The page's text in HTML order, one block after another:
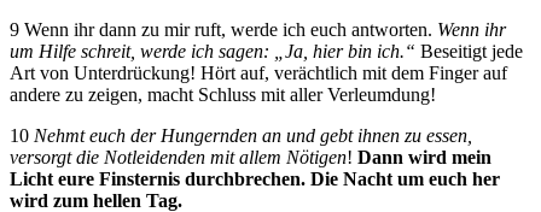
9 Wenn ihr dann zu mir ruft, werde ich euch antworten. Wenn ihr
um Hilfe schreit, werde ich sagen: „Ja, hier bin ich.“ Beseitigt jede
Art von Unterdrückung! Hört auf, verächtlich mit dem Finger auf
andere zu zeigen, macht Schluss mit aller Verleumdung!
10 Nehmt euch der Hungernden an und gebt ihnen zu essen,
versorgt die Notleidenden mit allem Nötigen! Dann wird mein
Licht eure Finsternis durchbrechen. Die Nacht um euch her
wird zum hellen Tag.